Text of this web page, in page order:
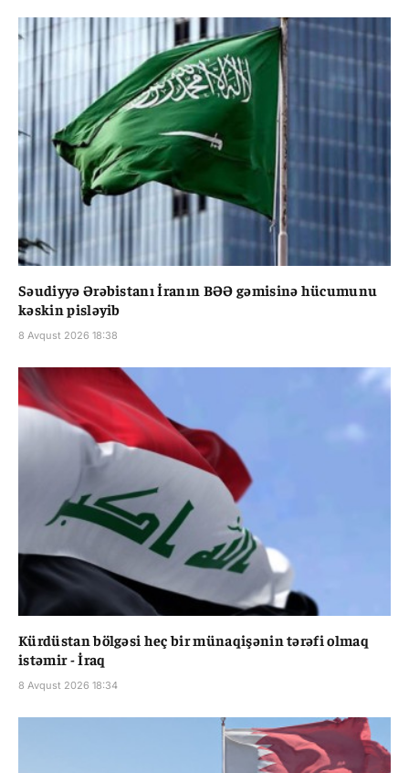
Səudiyyə Ərəbistanı İranın BƏƏ gəmisinə hücumunu
kəskin pisləyib
8 Avqust 2026 18:38
Kürdüstan bölgəsi heç bir münaqişənin tərəfi olmaq
istəmir - İraq
8 Avqust 2026 18:34